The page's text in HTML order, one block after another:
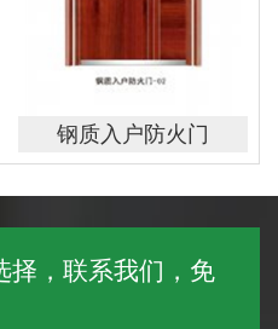
钢质入户防火门
择，联系我们，免